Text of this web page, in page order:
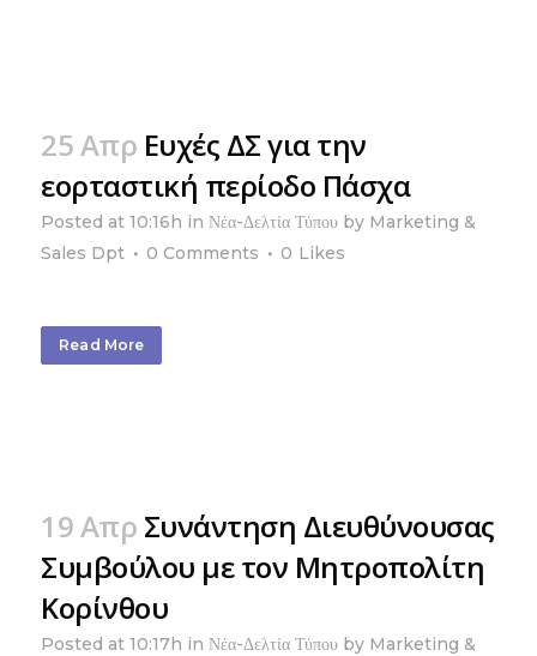
25 Απρ Ευχές ΔΣ για την
εορταστική περίοδο Πάσχα
Posted at 10:16h inΝέα-Δελτία Τύπου by Marketing &
Sales Dpt
0 Comments 0 Likes
Read More
19 Απρ Συνάντηση Διευθύνουσας
Συμβούλου με τον Μητροπολίτη
Κορίνθου
Posted at 10:17h inΝέα-Δελτία Τύπου by Marketing &